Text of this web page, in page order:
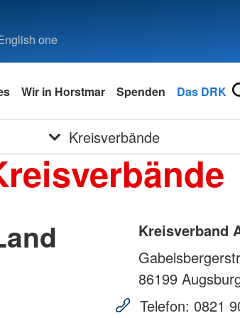
one
Wir in Horstmar Spenden Das DRK
Kreisverbände
Kreisverband
86199
Telefon: 0821